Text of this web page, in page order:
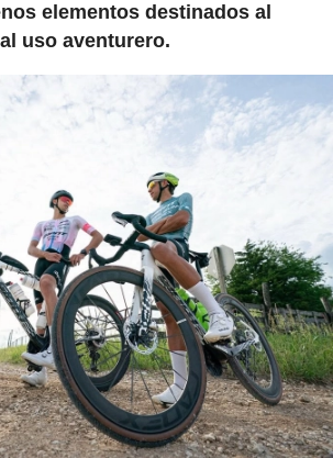
elementos destinados al
uso aventurero.